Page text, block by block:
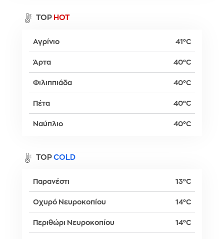
TOP HOT
Αγρίνιο 41°C
Άρτα 40°C
Φιλιππιάδα 40°C
Πέτα 40°C
Ναύπλιο 40°C
TOP COLD
Παρανέστι 13°C
Οχυρό Νευροκοπίου 14°C
Περιθώρι Νευροκοπίου 14°C